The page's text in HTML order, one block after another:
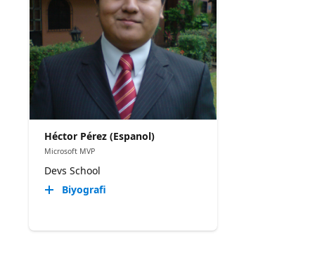
Héctor Pérez (Espanol)
Microsoft MVP
Devs School
Biyografi